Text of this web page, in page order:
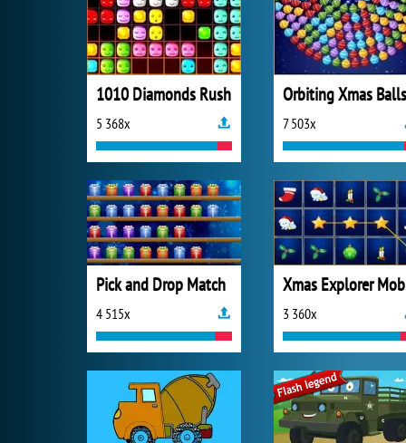
1010 Diamonds Rush
5 368x
Orbiting Xmas Balls
7 503x
Pick and Drop Match
4 515x 3 360x